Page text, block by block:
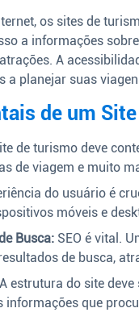
os sites de
a informações
A
planejar suas
de um
de turismo deve
de viagem e muito
do usuário é
móveis e
Busca: SEO é vital.
de busca,
A estrutura do site
informações que